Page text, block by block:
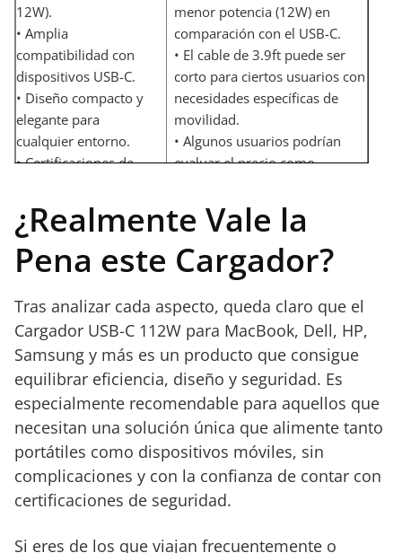
12W).
• Amplia
compatibilidad con
dispositivos USB-C.
• Diseño compacto y
elegante para
cualquier entorno.
• Certificaciones de
FCC) que garantizan
protección.
menor potencia (12W) en
comparación con el USB-C.
• El cable de 3.9ft puede ser
corto para ciertos usuarios con
necesidades específicas de
movilidad.
• Algunos usuarios podrían
evaluar el precio como
expectativas.
¿Realmente Vale la
Pena este Cargador?
Tras analizar cada aspecto, queda claro que el
Cargador USB-C 112W para MacBook, Dell, HP,
Samsung y más es un producto que consigue
equilibrar eficiencia, diseño y seguridad. Es
especialmente recomendable para aquellos que
necesitan una solución única que alimente tanto
portátiles como dispositivos móviles, sin
complicaciones y con la confianza de contar con
certificaciones de seguridad.
Si eres de los que viajan frecuentemente o